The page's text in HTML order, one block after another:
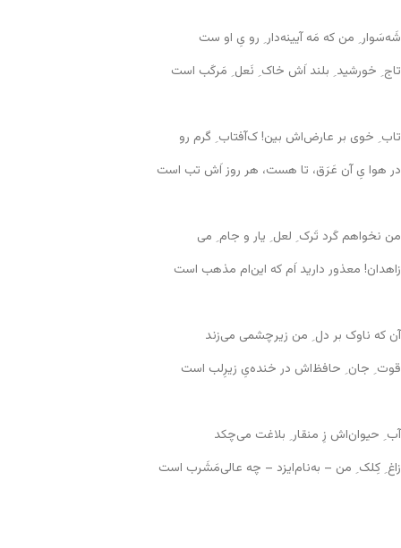
شَه‌سَوار ِ من که مَه آیینه‌دار ِ رو یِ او ست
تاج ِ خورشید ِ بلند اَش خاک ِ نَعل ِ مَرکَب است
تاب ِ خوی بر عارض‌اش بین! ک‌آفتاب ِ گرم رو
در هوا یِ آن عَرَق، تا هست، هر روز اَش تب است
من نخواهم کَرد تَرک ِ لعل ِ یار و جام ِ می
زاهدان! معذور دارید اَم که این‌ام مذهب است
آن که ناوک بر دل ِ من زیر‌چشمی می‌زند
قوت ِ جان ِ حافظ‌اش در خنده‌یِ زیرِلب است
آب ِ حیوان‌اش زِ منقار ِ بلاغت می‌چکد
زاغ ِ کِلک ِ من – به‌نام‌ایزد – چه عالی‌مَشَرب است